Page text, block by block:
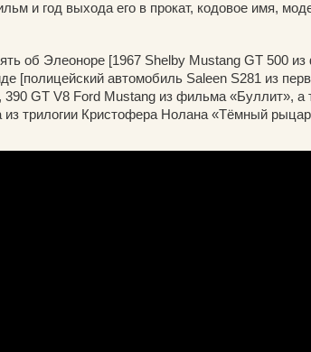
и год выхода его в прокат, кодовое имя,
об Элеоноре [1967 Shelby Mustang GT 500
[полицейский автомобиль Saleen S281 из
GT V8 Ford Mustang из фильма «Буллит», а
из трилогии Кристофера Нолана «Тёмный